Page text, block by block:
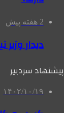
2 هفته پیش
دیدار
پیشنهاد سردبیر
۱۴۰۲/۱۰/۱۹